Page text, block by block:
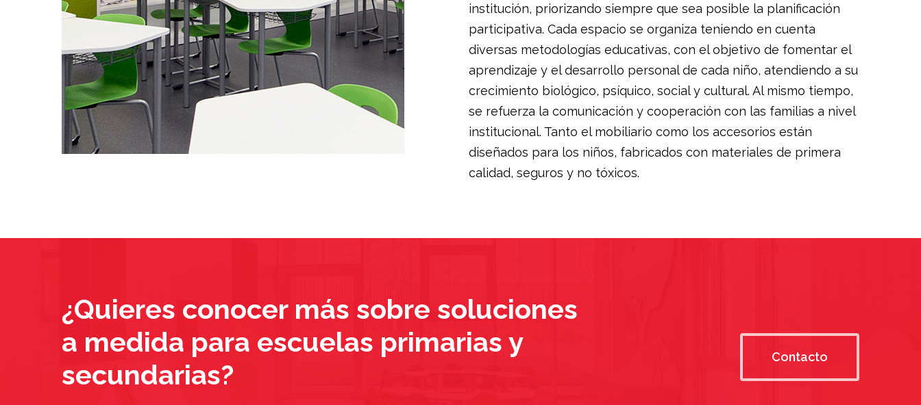
institución, priorizando siempre que sea posible la planificación
participativa. Cada espacio se organiza teniendo en cuenta
diversas metodologías educativas, con el objetivo de fomentar el
aprendizaje y el desarrollo personal de cada niño, atendiendo a su
crecimiento biológico, psíquico, social y cultural. Al mismo tiempo,
se refuerza la comunicación y cooperación con las familias a nivel
institucional. Tanto el mobiliario como los accesorios están
diseñados para los niños, fabricados con materiales de primera
calidad, seguros y no tóxicos.
¿Quieres conocer más sobre soluciones
a medida para escuelas primarias y
secundarias?
Contacto